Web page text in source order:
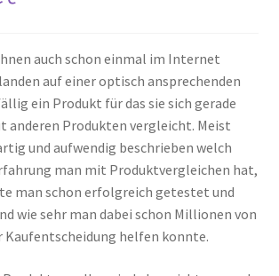
auch schon einmal im Internet
auf einer optisch ansprechenden
ein Produkt für das sie sich gerade
anderen Produkten vergleicht. Meist
und aufwendig beschrieben welch
man mit Produktvergleichen hat,
man schon erfolgreich getestet und
wie sehr man dabei schon Millionen von
Kaufentscheidung helfen konnte.